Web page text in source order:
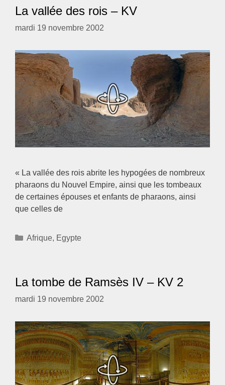
La vallée des rois – KV
mardi 19 novembre 2002
« La vallée des rois abrite les hypogées de nombreux
pharaons du Nouvel Empire, ainsi que les tombeaux
de certaines épouses et enfants de pharaons, ainsi
que celles de
Catégories
Afrique, Egypte
La tombe de Ramsès IV – KV 2
mardi 19 novembre 2002